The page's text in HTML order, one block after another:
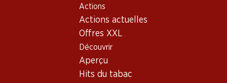
Actions
Actions actuelles
Offres XXL
Découvrir
Aperçu
Hits du tabac
Shop des Vins
France
Côtes du Rhône
Comte de Terrefont Gigondas AOC